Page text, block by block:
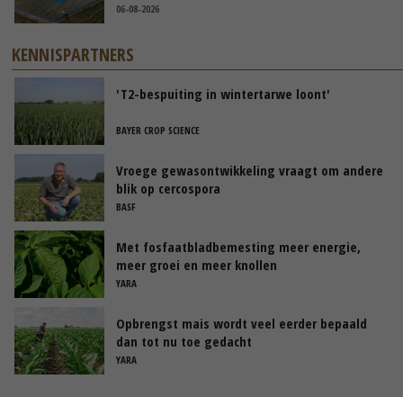
06-08-2026
KENNISPARTNERS
'T2-bespuiting in wintertarwe loont'
BAYER CROP SCIENCE
Vroege gewasontwikkeling vraagt om andere
blik op cercospora
BASF
Met fosfaatbladbemesting meer energie,
meer groei en meer knollen
YARA
Opbrengst mais wordt veel eerder bepaald
dan tot nu toe gedacht
YARA